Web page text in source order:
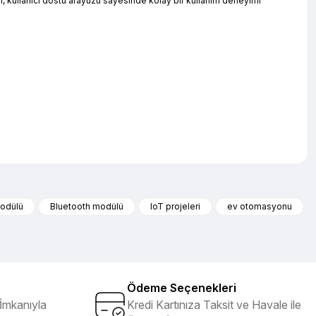
Bluetooth modülü IoT projeleri
ev otomasyonu
Ödeme Seçenekleri
Kredi Kartınıza Taksit ve Havale ile